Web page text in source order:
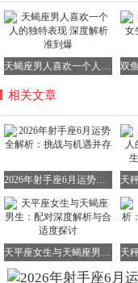
★ 进入下旬，射手
体、公众的接触也将
着负责任的心态去面
誉。
★ 同时，你们可能会
趣，与外国朋友的联
化的交流将让你们的
★ 然而，在接触与表
射手座需要特别小心
之而来的批评也可能
挺住压力，保持自信
★ 此外，这个月你们
人，或者要求他人牺
天蝎座男人喜欢一个人的独特表现 深度解析准到爆
相关文章
2026年射手座6月运势全解析：挑战与机遇并存
天平座女生与天蝎座男生：配对深度解析与合适度探讨